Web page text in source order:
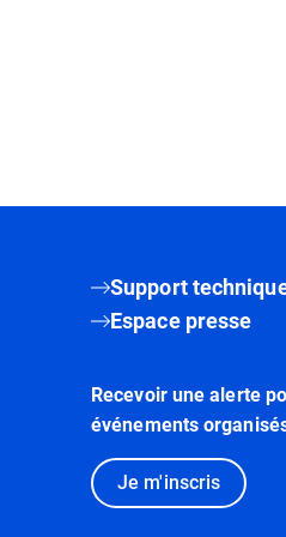
Support
Espace presse
Recevoir une alerte
événements
Je m'inscris